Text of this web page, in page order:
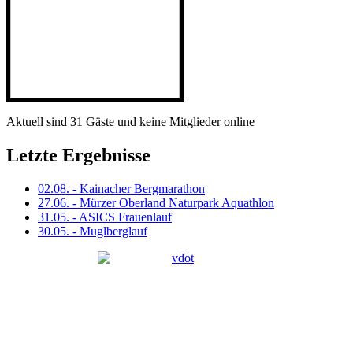
Aktuell sind 31 Gäste und keine Mitglieder online
Letzte Ergebnisse
02.08. - Kainacher Bergmarathon
27.06. - Mürzer Oberland Naturpark Aquathlon
31.05. - ASICS Frauenlauf
30.05. - Muglberglauf